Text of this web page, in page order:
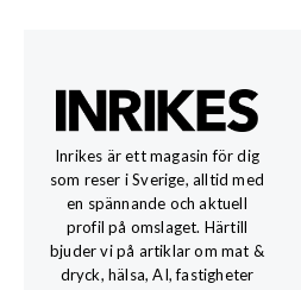
Inrikes är ett magasin för dig
som reser i Sverige, alltid med
en spännande och aktuell
profil på omslaget. Härtill
bjuder vi på artiklar om mat &
dryck, hälsa, AI, fastigheter